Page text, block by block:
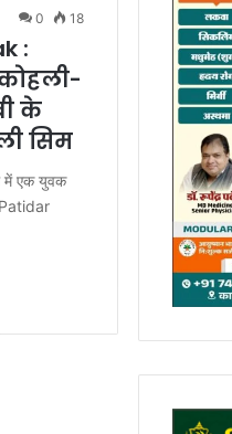
0 18
:
के
सिम
में एक युवक
Patidar